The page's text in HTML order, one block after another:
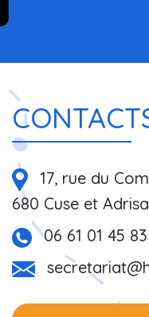
17, rue du
680 Cuse et
06 61 01 45 83